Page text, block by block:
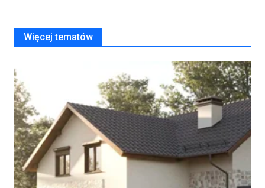
Więcej tematów